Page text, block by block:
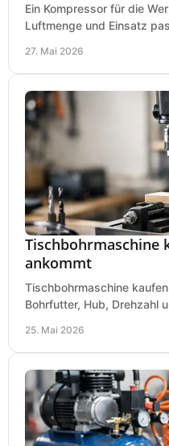
Ein Kompressor für die
Luftmenge und Einsatz
27. Mai 2026
Tischbohrmaschine
ankommt
Tischbohrmaschine
Bohrfutter, Hub, Drehzahl
25. Mai 2026